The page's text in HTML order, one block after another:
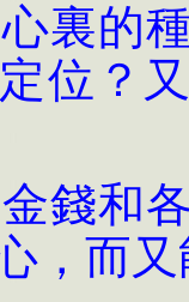
裏的
位？
錢和
，而